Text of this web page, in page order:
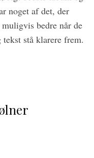
noget af det, der
bedre når de
stå klarere frem.